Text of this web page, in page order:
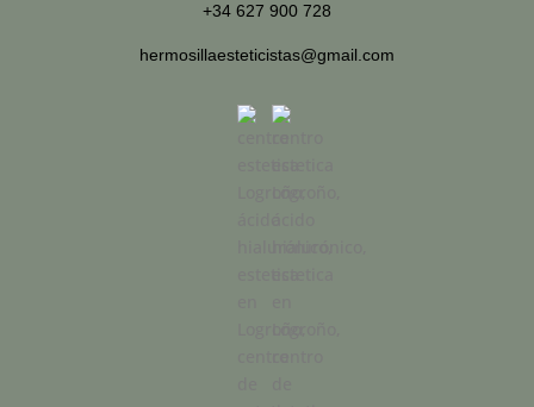
+34 627 900 728
hermosillaesteticistas@gmail.com